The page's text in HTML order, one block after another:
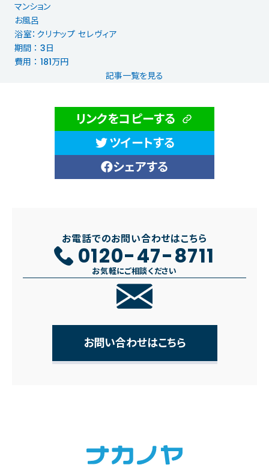
マンション
お風呂
浴室：クリナップ セレヴィア
期間 ： 3日
費用 ： 181万円
記事一覧を見る
リンクをコピーする
ツイートする
シェアする
お電話でのお問い合わせはこちら
0120-47-8711
お気軽にご相談ください
お問い合わせはこちら